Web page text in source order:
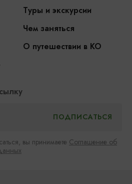
Туры и экскурсии
Чем заняться
О путешествии в КО
вы принимаете Соглашение об